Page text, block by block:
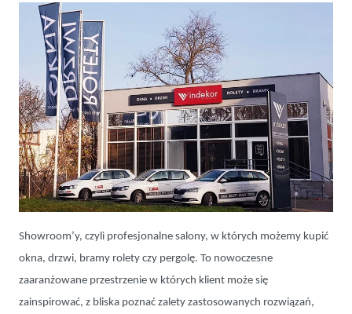
Showroom’y, czyli profesjonalne salony, w których możemy kupić
okna, drzwi, bramy rolety czy pergolę. To nowoczesne
zaaranżowane przestrzenie w których klient może się
zainspirować, z bliska poznać zalety zastosowanych rozwiązań,